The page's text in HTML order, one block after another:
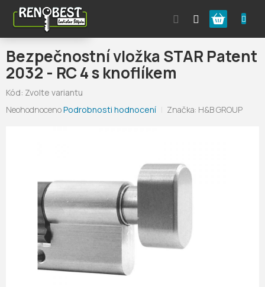
obsah
Nákupní
košík
Bezpečnostní vložka STAR Patent
2032 - RC 4 s knoflíkem
Kód: Zvolte variantu
Průměrné
hvězdiček.
NeohodnocenoPodrobnosti hodnocení Značka: H&B GROUP